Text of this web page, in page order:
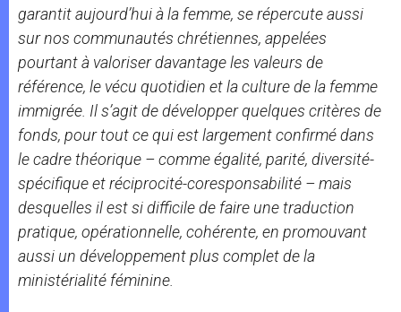
garantit aujourd’hui à la femme, se répercute aussi
sur nos communautés chrétiennes, appelées
pourtant à valoriser davantage les valeurs de
référence, le vécu quotidien et la culture de la femme
immigrée. Il s’agit de développer quelques critères de
fonds, pour tout ce qui est largement confirmé dans
le cadre théorique – comme égalité, parité, diversité-
spécifique et réciprocité-coresponsabilité – mais
desquelles il est si difficile de faire une traduction
pratique, opérationnelle, cohérente, en promouvant
aussi un développement plus complet de la
ministérialité féminine.